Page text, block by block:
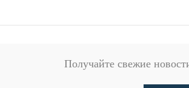
Получайте свежие